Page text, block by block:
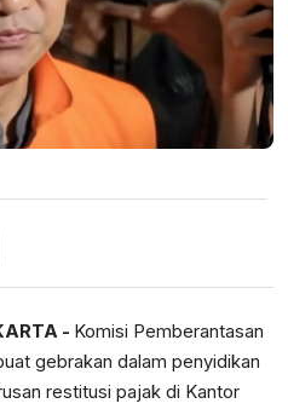
- Komisi Pemberantasan
gebrakan dalam penyidikan
restitusi pajak di Kantor